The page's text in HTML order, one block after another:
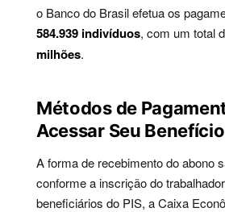
o Banco do Brasil efetua os
584.939 indivíduos, com um total
milhões.
Métodos de
Acessar Seu Benefício
A forma de recebimento do abono
conforme a inscrição do
beneficiários do PIS, a Caixa